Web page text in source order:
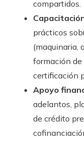
compartidos.
prácticos
(maquinaria,
formación de
certificación
Apoyo
adelantos,
de crédito